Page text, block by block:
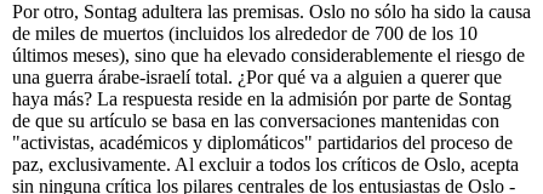
Por otro, Sontag adultera las premisas. Oslo no sólo ha sido la causa
de miles de muertos (incluidos los alrededor de 700 de los 10
últimos meses), sino que ha elevado considerablemente el riesgo de
una guerra árabe-israelí total. ¿Por qué va a alguien a querer que
haya más? La respuesta reside en la admisión por parte de Sontag
de que su artículo se basa en las conversaciones mantenidas con
"activistas, académicos y diplomáticos" partidarios del proceso de
paz, exclusivamente. Al excluir a todos los críticos de Oslo, acepta
sin ninguna crítica los pilares centrales de los entusiastas de Oslo -